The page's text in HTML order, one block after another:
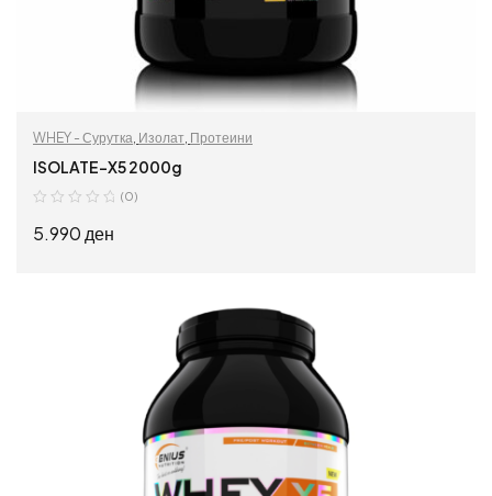
WHEY - Сурутка, Изолат, Протеини
ISOLATE-X5 2000g
(0)
5.990ден
ДОДАЈ ВО КОШНИЦА